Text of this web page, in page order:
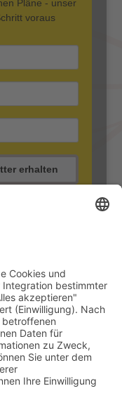
Pläne - unser
voraus
erhalten
stimmen Sie zu,
an rapidmail